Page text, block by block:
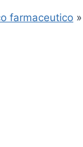
farmaceutico »